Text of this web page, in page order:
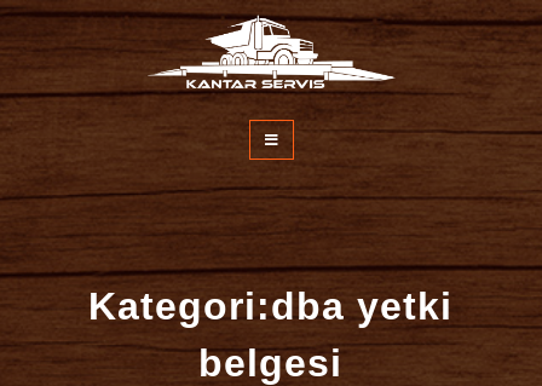
İçeriğe
Kantar Servisi
Kategori:dba yetki
belgesi